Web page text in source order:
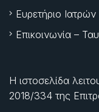
Ευρετήριο Ιατρών
Επικοινωνία –
Η ιστοσελίδα
2018/334 της